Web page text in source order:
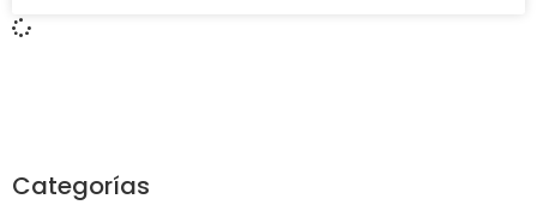
Categorías